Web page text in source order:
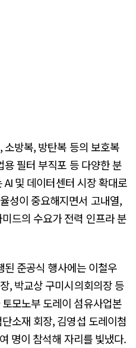
방복, 방탄복 등의 보호복
필터 부직포 등 다양한 분
및 데이터센터 시장 확대로
성이 중요해지면서 고내열,
드의 수요가 전력 인프라 분
준공식 행사에는 이철우
, 박교상 구미시의회의장 등
모노부 도레이 섬유사업본
소재 회장, 김영섭 도레이첨
명이 참석해 자리를 빛냈다.